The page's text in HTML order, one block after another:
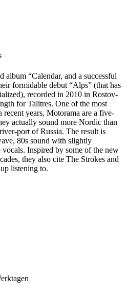
album “Calendar, and a successful
formidable debut “Alps” (that has
recorded in 2010 in Rostov-
for Talitres. One of the most
recent years, Motorama are a five-
actually sound more Nordic than
port of Russia. The result is
80s sound with slightly
vocals. Inspired by some of the new
they also cite The Strokes and
listening to.